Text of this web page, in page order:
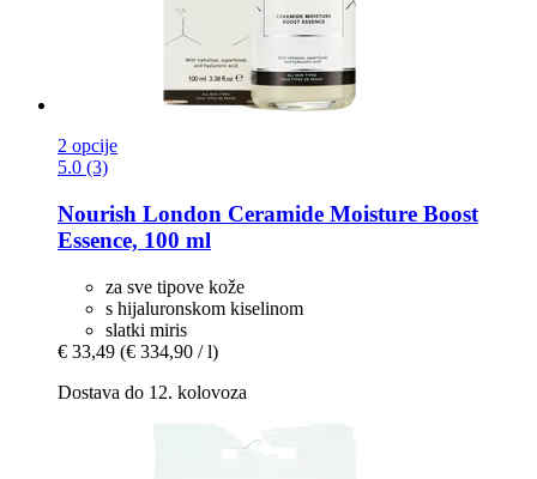
2 opcije
5.0 (3)
Nourish London Ceramide Moisture Boost
Essence, 100 ml
za sve tipove kože
s hijaluronskom kiselinom
slatki miris
€ 33,49 (€ 334,90 / l)
Dostava do 12. kolovoza